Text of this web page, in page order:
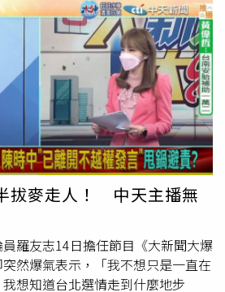
李珮瑄也提到，「真的很感動，這
許久，多虧今年有許多議題，才催
，如今突破、達標，真的很謝謝觀眾
質來賓帶來的內容，才創造出今日的
持網路節目不易，但期許朝百萬邁
許甫即使離開中天，卻還是很關注頻
會收看《大新聞大爆卦》，有時偷
覆，更有粉絲不時在臉書上更新訂
野奇談』的裝扮希望我能穿上。而
我覺得自己還是身處在這個大家庭
承諾，今天也以前主持人身分特意
」
拔麥走人！ 中天主播無
羅友志14日擔任節目《大新聞大爆
然爆氣表示，「我不想只是一直在
想知道台北選情走到什麼地步